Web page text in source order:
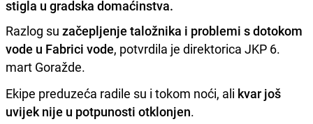
stigla u gradska domaćinstva.
Razlog su začepljenje taložnika i problemi s dotokom
vode u Fabrici vode, potvrdila je direktorica JKP 6.
mart Goražde.
Ekipe preduzeća radile su i tokom noći, ali kvar još
uvijek nije u potpunosti otklonjen.